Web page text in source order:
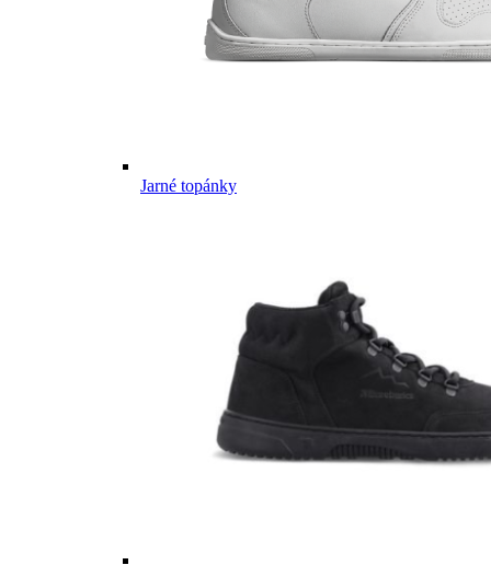
Jarné topánky